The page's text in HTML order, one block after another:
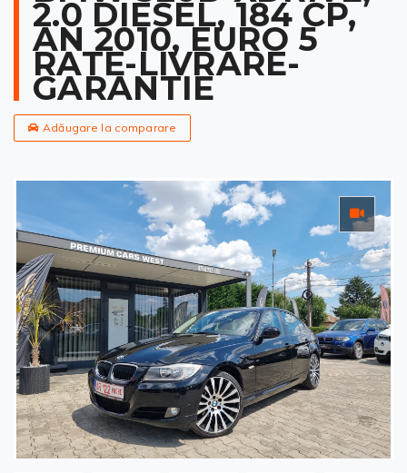
2.0 DIESEL, 184 CP,
AN 2010, EURO 5
RATE-LIVRARE-
GARANTIE
Adăugare la comparare